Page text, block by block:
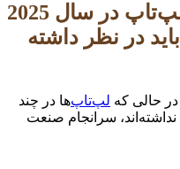
چه چیز جدیدی در خرید لپ‌تاپ در سال 2025
که باید در نظر داشته
لپ‌تاپ‌ها در چند
سرانجام صنعت